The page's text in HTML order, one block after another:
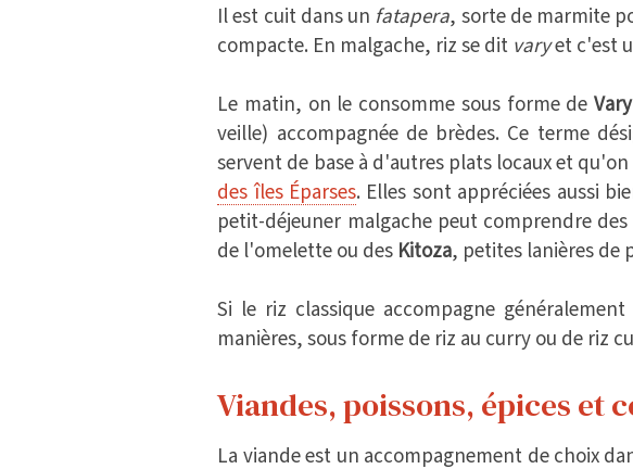
Il est cuit dans un fatapera, sorte de marmite
compacte. En malgache, riz se dit varyet c'est
Le matin, on le consomme sous forme de
veille) accompagnée de brèdes. Ce terme
servent de base à d'autres plats locaux et
des îles Éparses. Elles sont appréciées aussi
petit-déjeuner malgache peut comprendre des
de l'omelette ou des Kitoza, petites lanières de
Si le riz classique accompagne
manières, sous forme de riz au curry ou de riz
Viandes, poissons, épices et
La viande est un accompagnement de choix